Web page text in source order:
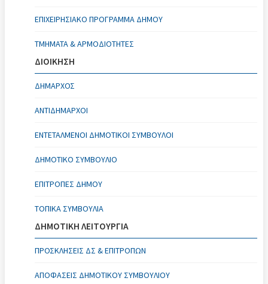
ΕΠΙΧΕΙΡΗΣΙΑΚΌ ΠΡΌΓΡΑΜΜΑ ΔΉΜΟΥ
ΤΜΉΜΑΤΑ & ΑΡΜΟΔΙΌΤΗΤΕΣ
ΔΙΟΙΚΗΣΗ
ΔΉΜΑΡΧΟΣ
ΑΝΤΙΔΉΜΑΡΧΟΙ
ΕΝΤΕΤΑΛΜΈΝΟΙ ΔΗΜΟΤΙΚΟΊ ΣΎΜΒΟΥΛΟΙ
ΔΗΜΟΤΙΚΌ ΣΥΜΒΟΎΛΙΟ
ΕΠΙΤΡΟΠΈΣ ΔΉΜΟΥ
ΤΟΠΙΚΆ ΣΥΜΒΟΎΛΙΑ
ΔΗΜΟΤΙΚΗ ΛΕΙΤΟΥΡΓΙΑ
ΠΡΟΣΚΛΉΣΕΙΣ ΔΣ & ΕΠΙΤΡΟΠΏΝ
ΑΠΟΦΆΣΕΙΣ ΔΗΜΟΤΙΚΟΎ ΣΥΜΒΟΥΛΊΟΥ